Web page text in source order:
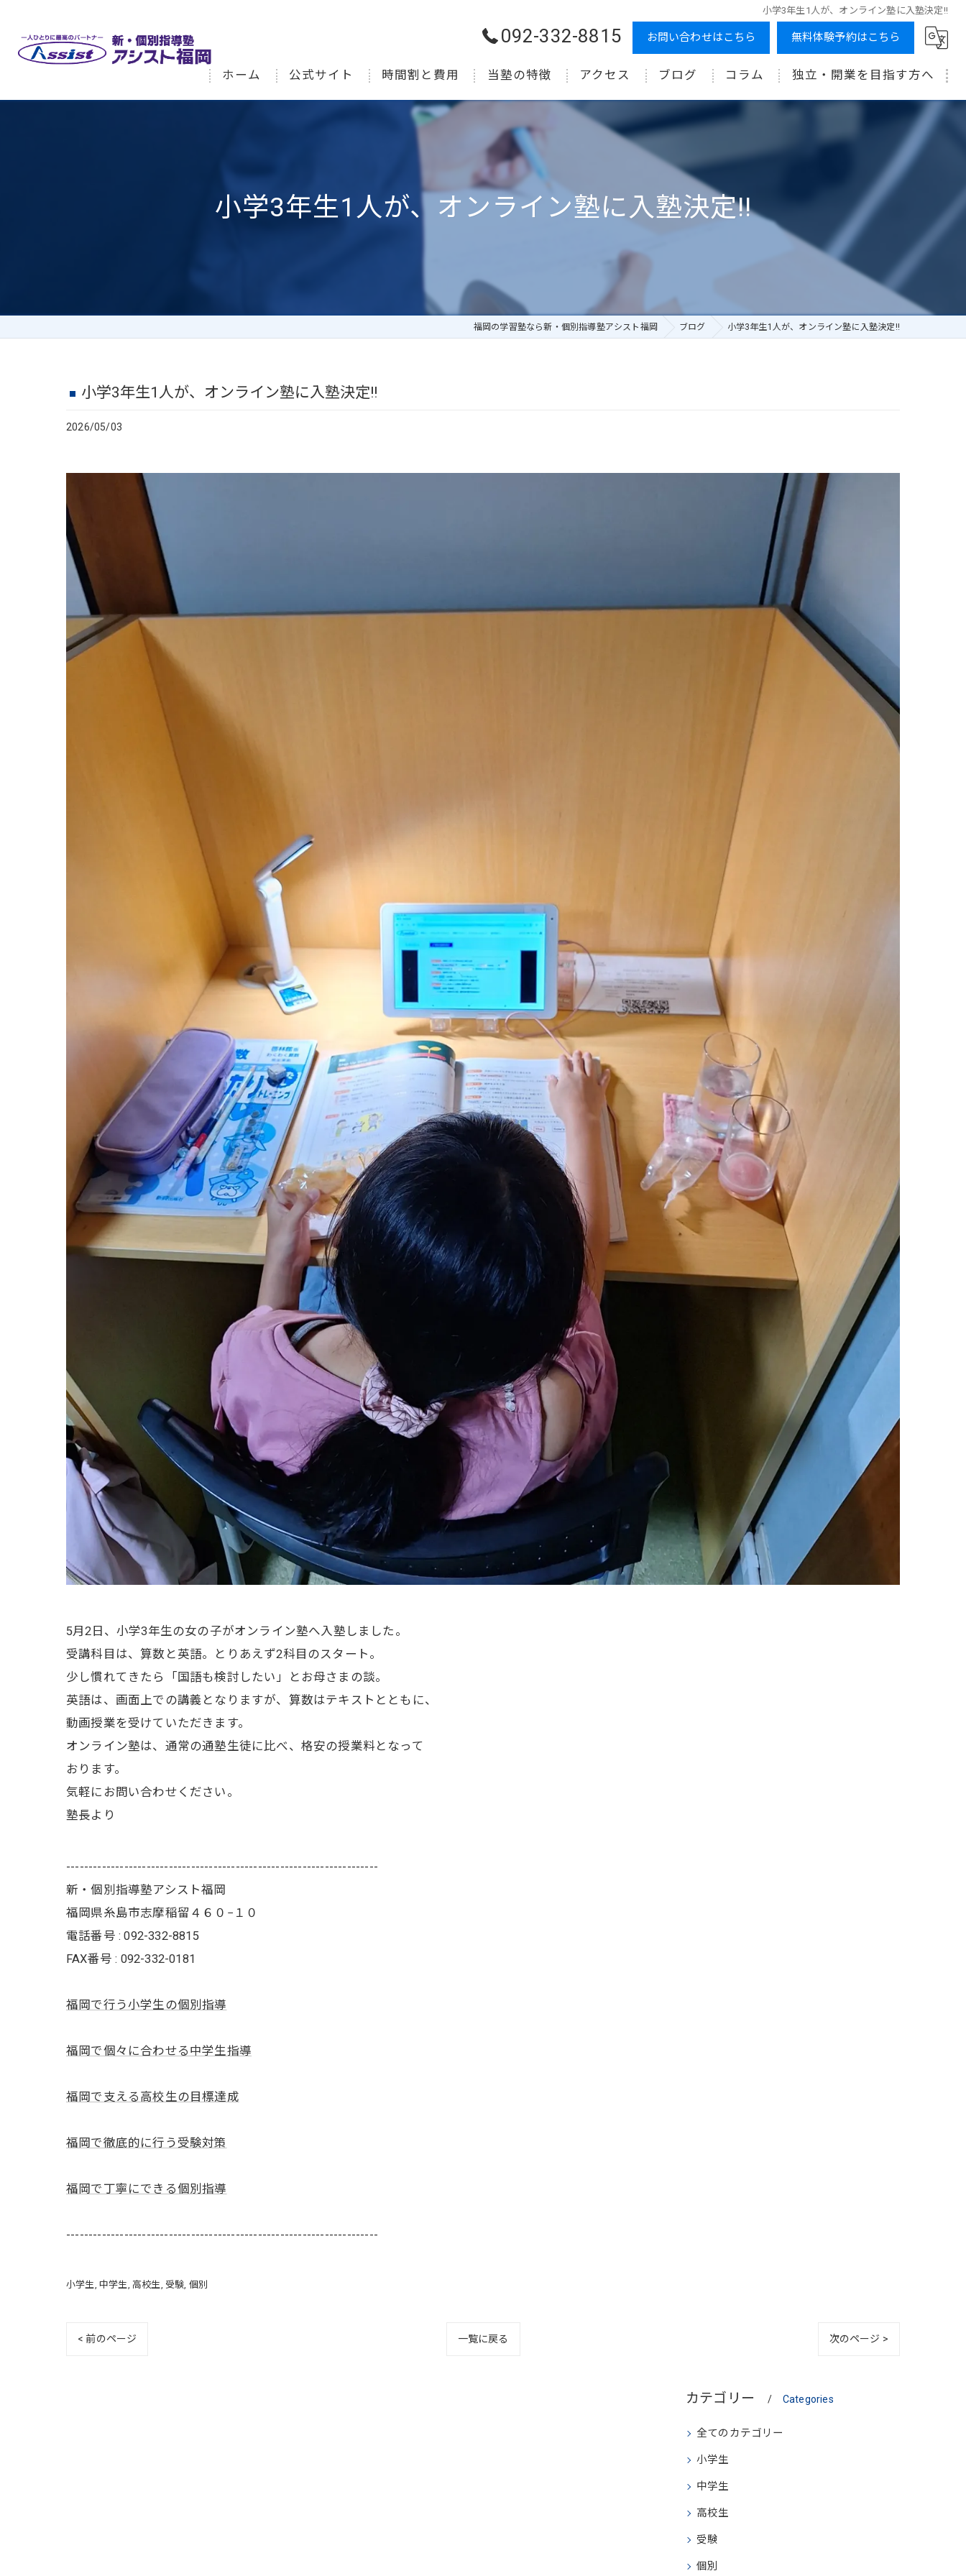
小学3年生1人が、オンライン塾に入塾決定!!
092-332-8815 お問い合わせはこちら 無料体験予約はこちら
ホーム 公式サイト 時間割と費用 当塾の特徴
中学生
高校生
アクセス ブログ コラム 独立・開業を目指す方へ
小学3年生1人が、オンライン塾に入塾決定!!
福岡の学習塾なら新・個別指導塾アシスト福岡 ブログ 小学3年生1人が、オンライン塾に入塾決定!!
小学3年生1人が、オンライン塾に入塾決定!!
2026/05/03
5月2日、小学3年生の女の子がオンライン塾へ入塾しました。
受講科目は、算数と英語。とりあえず2科目のスタート。
少し慣れてきたら「国語も検討したい」とお母さまの談。
英語は、画面上での講義となりますが、算数はテキストとともに、
動画授業を受けていただきます。
オンライン塾は、通常の通塾生徒に比べ、格安の授業料となって
おります。
気軽にお問い合わせください。
塾長より
----------------------------------------------------------------------
新・個別指導塾アシスト福岡
福岡県糸島市志摩稲留４６０−１０
電話番号 : 092-332-8815
FAX番号 : 092-332-0181
福岡で行う小学生の個別指導
福岡で個々に合わせる中学生指導
福岡で支える高校生の目標達成
福岡で徹底的に行う受験対策
福岡で丁寧にできる個別指導
----------------------------------------------------------------------
小学生 中学生 高校生 受験 個別
< 前のページ 一覧に戻る 次のページ >
カテゴリー Categories
全てのカテゴリー
小学生
中学生
高校生
受験
個別